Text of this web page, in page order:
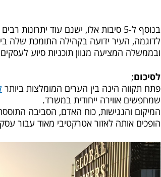
בנוסף ל-5 סיבות אלו, ישנם עוד יתרונות רבים להשכרת משרדים בפתח תקווה.
לדוגמה, העיר ידועה בקהילה התומכת שלה
ובממשלה המציעה מגוון תוכניות סיוע לעסקים
לסיכום;
פתח תקווה הינה בין הערים המומלצות ביותר
שמחפשים אווירה ייחודית במשרד.
המיקום והנגישות, כוח האדם, הסביבה
הופכים אותה לאזור אטרקטיבי מאוד עבור